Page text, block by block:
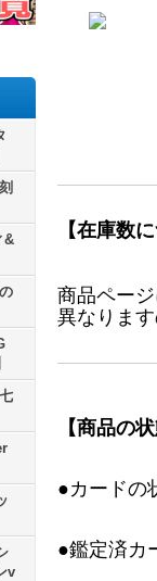
&
v
【在庫数
商品ペー
異なります
【商品の
●カードの
●鑑定済カ